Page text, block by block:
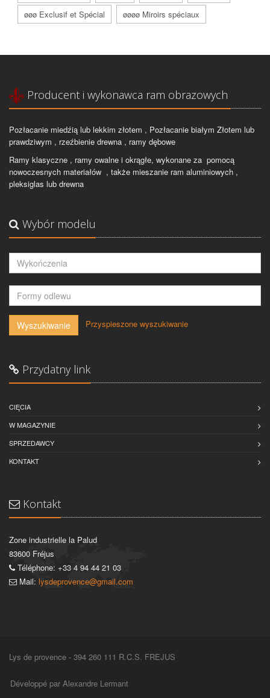
øøø Exclusif et Spécial
øøøø Miroirs spéciaux
Producent i wykonawca ram obrazowych
Pozłacanie miedźią lub lekkim złotem , Pozłacanie białym Złotem lub
prawdziwym , rzeźbienie drewna , ramy dębowe
Ramy klasyczne , ramy owalne i okrągłe, wykonane za pomocą
nowoczesnych materiałów , także mieszanie ram aluminiowych ,
pleksiglas lub drewna
Wybór modelu
Wyszukiwanie Przyspieszone wyszukiwanie
Przydatny link
CIĘCIA
W MAGAZYNIE
SPRZEDAWCY
KONTAKT
Kontakt
Zone industrielle la Palud
83600 Fréjus
Téléphone: +33 4 94 44 21 03
Mail: lysdeprovence@gmail.com
Lys de provence - 394 260 111 R.C.S. FREJUS
Développé par Alexandre Lermant